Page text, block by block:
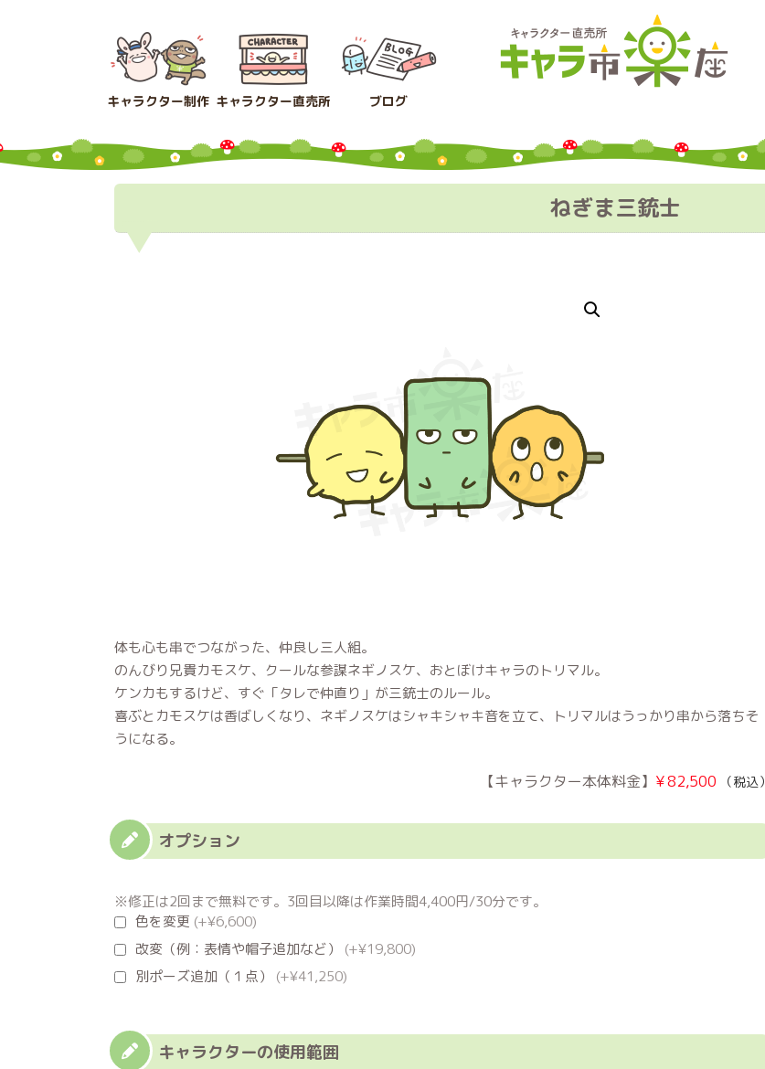
ス
キ
ン
に
キャラクター制作 キャラクター直売所 ブログ
ねぎま三銃士
体も心も串でつながった、仲良し三人組。
のんびり兄貴カモスケ、クールな参謀ネギノスケ、おとぼけキャラのトリマル。
ケンカもするけど、すぐ「タレで仲直り」が三銃士のルール。
喜ぶとカモスケは香ばしくなり、ネギノスケはシャキシャキ音を立て、トリマルはうっかり串から落ちそ
うになる。
¥82,500 （税込）
オプション
※修正は2回まで無料です。3回目以降は作業時間4,400円/30分です。
色を変更 (+¥6,600)
改変（例：表情や帽子追加など） (+¥19,800)
別ポーズ追加（１点） (+¥41,250)
キャラクターの使用範囲